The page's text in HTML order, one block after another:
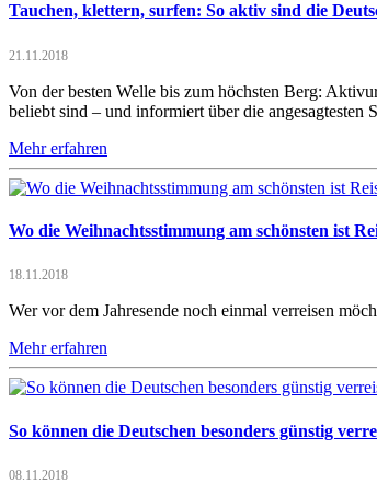
Tauchen, klettern, surfen: So aktiv sind die
21.11.2018
Von der besten Welle bis zum höchsten Berg:
beliebt sind – und informiert über die angesagtesten
Mehr erfahren
Wo die Weihnachtsstimmung am schönsten ist
18.11.2018
Wer vor dem Jahresende noch einmal verreisen
Mehr erfahren
So können die Deutschen besonders günstig
08.11.2018